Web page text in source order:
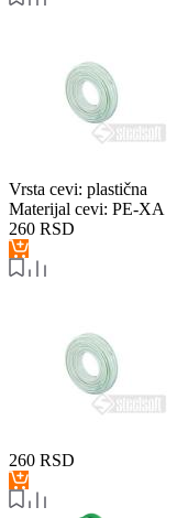
Vrsta cevi: plastična
Materijal cevi: PE-XA
260 RSD
260 RSD